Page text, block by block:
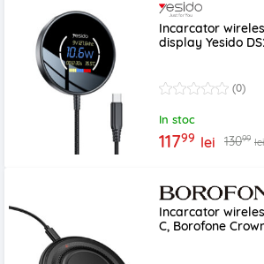
Incarcator
display Yesido
(0)
In stoc
11799 lei 13099 lei
Incarcator
C, Borofone